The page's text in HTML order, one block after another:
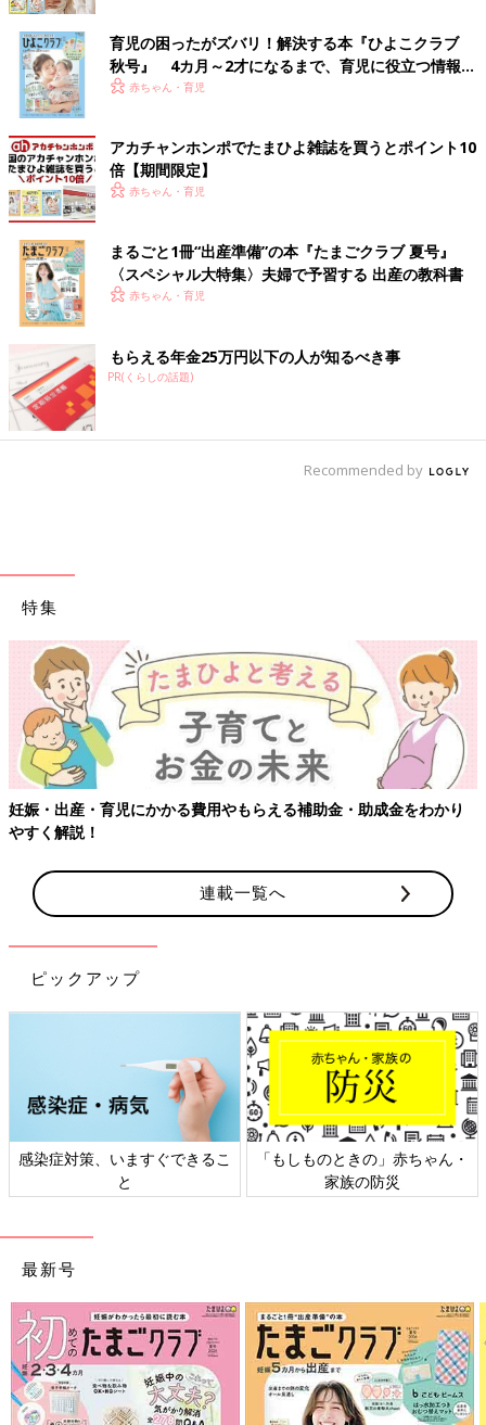
本当は甘えたかったんだね。
可愛くて、思いっきり抱きしめました。
食べることが大好きなワーキングマザー。
肉が大好物で、セールをこよなく愛する。
納豆とバナナが好きな
の息子と
マイペースな夫との生活を漫画にしてインスタグラム
に投稿し
ています。
前の話
どうする？第二子の
誕生と仕事の両立⑥
〜私が出した答え〜
【にくざんまいの赤
ちゃん行動観察記
一覧
次の話
最高にロックだぜ！
【にくざんまいの赤ち
ゃん行動観察記#41】
育児の困ったがズバリ！解決する本『ひよこクラブ
秋号』 4カ月～2才になるまで、育児に役立つ情報が
いっぱい！
赤ちゃん・育児
アカチャンホンポでたまひよ雑誌を買うとポイント10
倍【期間限定】
赤ちゃん・育児
まるごと1冊“出産準備”の本『たまごクラブ 夏号』
〈スペシャル大特集〉夫婦で予習する 出産の教科書
赤ちゃん・育児
もらえる年金25万円以下の人が知るべき事
PR(くらしの話題)
Recommended by
特集
妊娠・出産・育児にかかる費用やもらえる補助金・助成金をわかり
やすく解説！
連載一覧へ
ピックアップ
感染症対策、いますぐできるこ
と
「もしものときの」赤ちゃん・
家族の防災
最新号